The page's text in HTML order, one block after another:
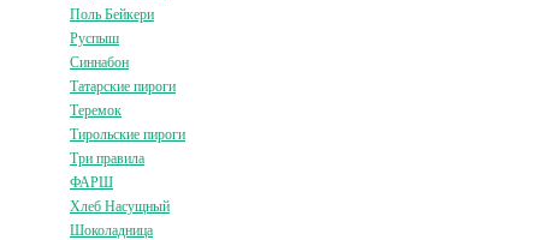
Поль Бейкери
Руспыш
Синнабон
Татарские пироги
Теремок
Тирольские пироги
Три правила
ФАРШ
Хлеб Насущный
Шоколадница